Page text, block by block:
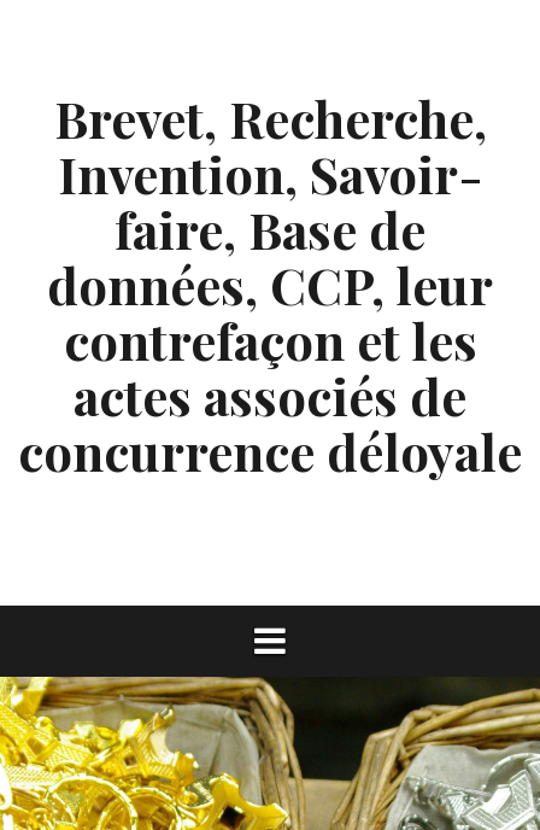
Brevet, Recherche,
Invention, Savoir-
faire, Base de
données, CCP, leur
contrefaçon et les
actes associés de
concurrence déloyale